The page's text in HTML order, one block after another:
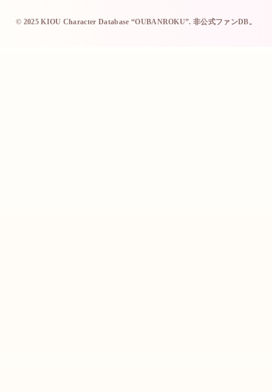
© 2025 KIOU Character Database “OUBANROKU”. 非公式ファンDB。